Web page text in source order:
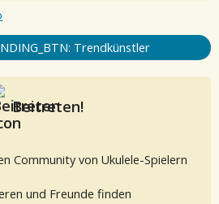
Trendkünstler
Beitreten!
Community von Ukulele-Spielern
und Freunde finden